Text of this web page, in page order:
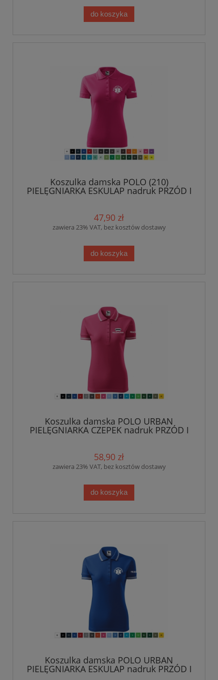
do koszyka
Koszulka damska POLO (210)
PIELĘGNIARKA ESKULAP nadruk PRZÓD I
47,90 zł
zawiera 23% VAT, bez kosztów dostawy
do koszyka
Koszulka damska POLO URBAN
PIELĘGNIARKA CZEPEK nadruk PRZÓD I
58,90 zł
zawiera 23% VAT, bez kosztów dostawy
do koszyka
Koszulka damska POLO URBAN
PIELĘGNIARKA ESKULAP nadruk PRZÓD I